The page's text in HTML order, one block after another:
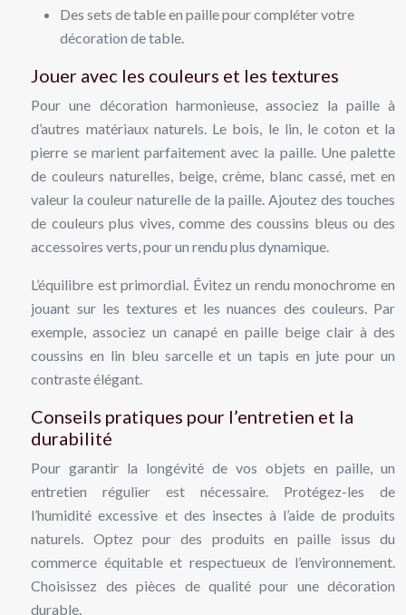
Des sets de table en paille pour compléter votre
décoration de table.
Jouer avec les couleurs et les textures
Pour une décoration harmonieuse, associez la paille à
d’autres matériaux naturels. Le bois, le lin, le coton et la
pierre se marient parfaitement avec la paille. Une palette
de couleurs naturelles, beige, crème, blanc cassé, met en
valeur la couleur naturelle de la paille. Ajoutez des touches
de couleurs plus vives, comme des coussins bleus ou des
accessoires verts, pour un rendu plus dynamique.
L’équilibre est primordial. Évitez un rendu monochrome en
jouant sur les textures et les nuances des couleurs. Par
exemple, associez un canapé en paille beige clair à des
coussins en lin bleu sarcelle et un tapis en jute pour un
contraste élégant.
Conseils pratiques pour l’entretien et la
durabilité
Pour garantir la longévité de vos objets en paille, un
entretien régulier est nécessaire. Protégez-les de
l’humidité excessive et des insectes à l’aide de produits
naturels. Optez pour des produits en paille issus du
commerce équitable et respectueux de l’environnement.
Choisissez des pièces de qualité pour une décoration
durable.